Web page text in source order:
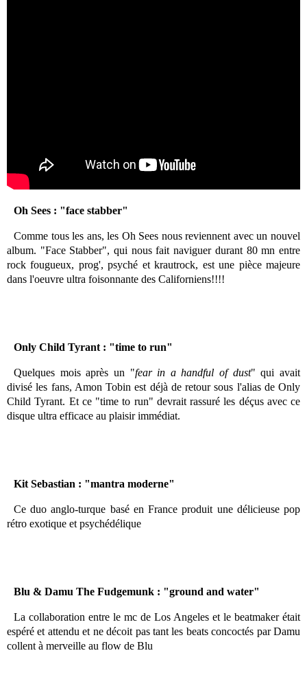
Oh Sees : "face stabber"
Comme tous les ans, les Oh Sees nous reviennent avec un nouvel
album. "Face Stabber", qui nous fait naviguer durant 80 mn entre
rock fougueux, prog', psyché et krautrock, est une pièce majeure
dans l'oeuvre ultra foisonnante des Californiens!!!!
Only Child Tyrant : "time to run"
Quelques mois après un "fear in a handful of dust" qui avait
divisé les fans, Amon Tobin est déjà de retour sous l'alias de Only
Child Tyrant. Et ce "time to run" devrait rassuré les déçus avec ce
disque ultra efficace au plaisir immédiat.
Kit Sebastian : "mantra moderne"
Ce duo anglo-turque basé en France produit une délicieuse pop
rétro exotique et psychédélique
Blu & Damu The Fudgemunk : "ground and water"
La collaboration entre le mc de Los Angeles et le beatmaker était
espéré et attendu et ne décoit pas tant les beats concoctés par Damu
collent à merveille au flow de Blu